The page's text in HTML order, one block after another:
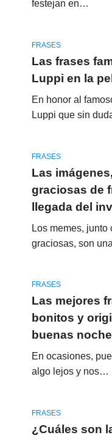
festejan en…
FRASES
Las frases
Luppi en la
En honor al
Luppi que sin
FRASES
Las
graciosas de
llegada del
Los memes,
graciosas, son
FRASES
Las mejores
bonitos y
buenas
En ocasiones,
algo lejos y nos…
FRASES
¿Cuáles son